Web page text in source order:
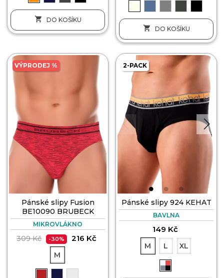
 DO KOŠÍKU
 DO KOŠÍKU
VÝPRODEJ %
Pánské slipy Fusion
BE10090 BRUBECK
MIKROVLÁKNO
309 Kč -30% 216 Kč
M
2-PACK
Pánské slipy 924 KEHAT
BAVLNA
149 Kč
M L XL